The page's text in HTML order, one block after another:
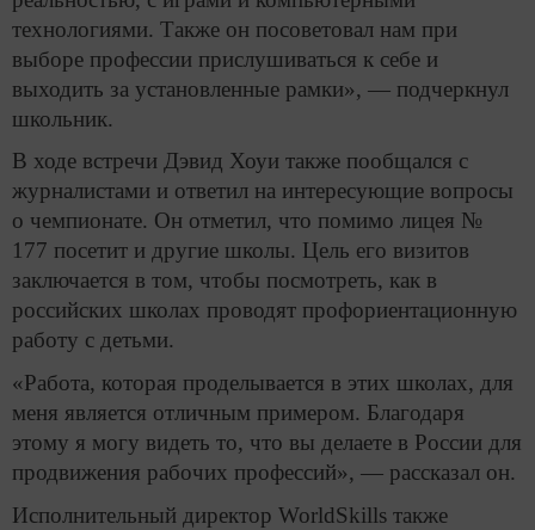
технологиями. Также он посоветовал нам при
выборе профессии прислушиваться к себе и
выходить за установленные рамки», — подчеркнул
школьник.
В ходе встречи Дэвид Хоуи также пообщался с
журналистами и ответил на интересующие вопросы
о чемпионате. Он отметил, что помимо лицея №
177 посетит и другие школы. Цель его визитов
заключается в том, чтобы посмотреть, как в
российских школах проводят профориентационную
работу с детьми.
«Работа, которая проделывается в этих школах, для
меня является отличным примером. Благодаря
этому я могу видеть то, что вы делаете в России для
продвижения рабочих профессий», — рассказал он.
Исполнительный директор WorldSkills также